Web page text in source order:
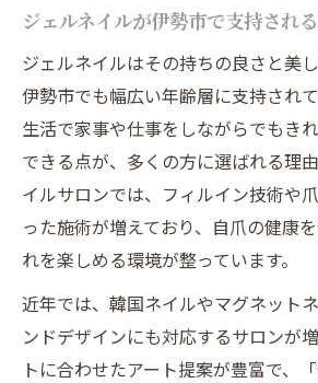
ジェルネイルが伊勢市で支持され
ジェルネイルはその持ちの良さと美
伊勢市でも幅広い年齢層に支持され
生活で家事や仕事をしながらでもき
できる点が、多くの方に選ばれる理
イルサロンでは、フィルイン技術や
った施術が増えており、自爪の健康
れを楽しめる環境が整っています。
近年では、韓国ネイルやマグネット
ンドデザインにも対応するサロンが
トに合わせたアート提案が豊富で、